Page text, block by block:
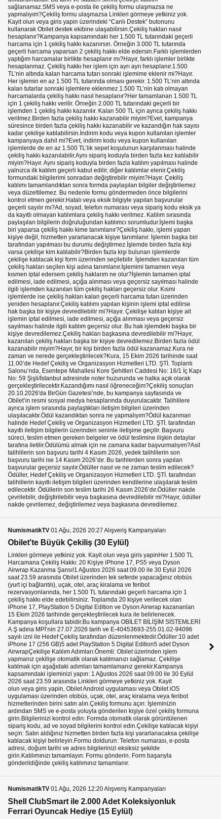
NumismatikTV 01 Ağu, 2026 20:27 Alışveriş Kampanyaları
Obilet'te Büyük Çekiliş (30 Eylül)
Linkleri görmeye yetkiniz yok. Kayit olun veya giris yapinHer 1.500 TL
Harcamana Çekiliş Hakkı: 20 Kişiye iPhone 17, PS5 veya Dyson
Airwrap Kazanma Şansı!1 Ağustos 2026 saat 09.00 ile 30 Eylül 2026
saat 23.59 arasında Obilet üzerinden tek seferde yapacağınız otobüs
(yurt içi bağlantılı), uçak, otel, araç kiralama ve feribot
rezervasyonlarında, her 1.500 TL tutarındaki geçerli harcama için 1
çekiliş hakkı elde edebilirsiniz. Toplamda 20 kişiye verilecek olan
iPhone 17, PlayStation 5 Digital Edition ve Dyson Airwrap kazananları
15 Ekim 2026 tarihinde gerçekleştirilecek kura ile belirlenecek.
Kampanya koşullara tabidir.Bu kampanya OBİLET BİLİŞİM SİSTEMLERİ
A.Ş adına MPİ’nin 27.07.2026 tarih ve E-40453693-255.01.02-94096
sayılı izni ile Hedef Çekiliş tarafından düzenlenmektedir.Ödüller:10 adet
iPhone 17 (256 GB)5 adet PlayStation 5 Digital Edition5 adet Dyson
AirwrapÇekilişe Katılım Adımları:Önemli: Obilet üzerinden işlem
yapmanız çekilişe otomatik olarak katılmanızı sağlamaz. Çekilişe
katılmak için aşağıdaki adımları tamamlamanız gerekir.Kampanya
kapsamındaki işleminizi yapın: 1 Ağustos 2026 saat 09.00 ile 30 Eylül
2026 saat 23.59 arasında Linkleri görmeye yetkiniz yok. Kayit
olun veya giris yapin, Obilet Android uygulaması veya Obilet iOS
uygulaması üzerinden otobüs, uçak, otel, araç kiralama veya feribot
hizmetlerinden birini satın alın.Çekiliş formunu açın: İşleminizin
ardından SMS ve e-posta yoluyla gönderilen kişiye özel çekiliş formuna
girin.Bilgilerinizi kontrol edin: Formda otomatik olarak görüntülenen
sipariş kodu, ad ve soyad bilgilerini kontrol edin.Çekilişe katılacak kişiyi
seçin: Satın aldığınız hizmetten birden fazla kişi yararlanacaksa çekilişe
katılacak kişiyi belirleyin.Formu doldurun: Telefon numarası, e-posta
adresi, doğum tarihi ve adres bilgilerinizi eksiksiz şekilde
girin.Katılımınızı tamamlayın: Formu gönderin. Form başarıyla
gönderildiğinde çekiliş katılımınız tamamlanır.
NumismatikTV 01 Ağu, 2026 12:20 Alışveriş Kampanyaları
Shell ClubSmart ile 2.000 Adet Koleksiyonluk
Ferrari Oyuncak Hediye (15 Eylül)